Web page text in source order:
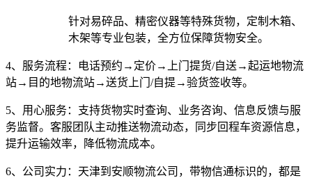
针对易碎品、精密仪器等特殊货物，定制木箱、
木架等专业包装，全方位保障货物安全。
4、服务流程：
电话预约→定价→上门提货/自送→起运地物流
站→目的地物流站→送货上门/自提→验货签收等。
5、用心服务： 支持货物实时查询、业务咨询、信息反馈与服
务监督。客服团队主动推送物流动态，同步回程车资源信息，
提升运输效率，降低物流成本。
6、公司实力： 天津到安顺物流公司，带物信通标识的，都是